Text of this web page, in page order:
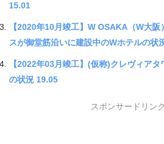
15.01
【2020年10月竣工】W OSAKA（W大
スが御堂筋沿いに建設中のWホテルの状
【2022年03月竣工】(仮称)クレヴィア
の状況 19.05
スポンサードリン